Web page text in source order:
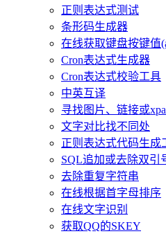
正则表达式测试
条形码生成器
在线获取键盘按键值
Cron表达式生成器
Cron表达式校验工具
中英互译
寻找图片、链接或
文字对比找不同处
正则表达式代码生成
SQL追加或去除双引
去除重复字符串
在线根据首字母排序
在线文字识别
获取QQ的SKEY